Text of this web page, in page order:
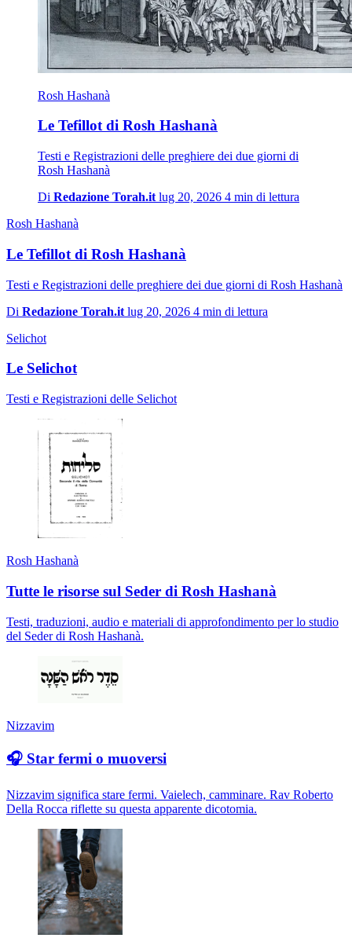
Rosh Hashanà
Le Tefillot di Rosh Hashanà
Testi e Registrazioni delle preghiere dei due giorni di
Rosh Hashanà
Di Redazione Torah.it lug 20, 2026 4 min di lettura
Rosh Hashanà
Le Tefillot di Rosh Hashanà
Testi e Registrazioni delle preghiere dei due giorni di Rosh Hashanà
Di Redazione Torah.it lug 20, 2026 4 min di lettura
Selichot
Le Selichot
Testi e Registrazioni delle Selichot
Rosh Hashanà
Tutte le risorse sul Seder di Rosh Hashanà
Testi, traduzioni, audio e materiali di approfondimento per lo studio
del Seder di Rosh Hashanà.
Nizzavim
🎧 Star fermi o muoversi
Nizzavim significa stare fermi. Vaielech, camminare. Rav Roberto
Della Rocca riflette su questa apparente dicotomia.